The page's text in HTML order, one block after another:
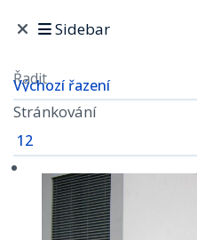
Sidebar
Řadit
Stránkování